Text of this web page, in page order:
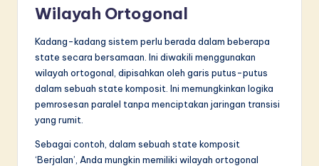
Wilayah Ortogonal
Kadang-kadang sistem perlu berada dalam beberapa
state secara bersamaan. Ini diwakili menggunakan
wilayah ortogonal, dipisahkan oleh garis putus-putus
dalam sebuah state komposit. Ini memungkinkan logika
pemrosesan paralel tanpa menciptakan jaringan transisi
yang rumit.
Sebagai contoh, dalam sebuah state komposit
‘Berjalan’, Anda mungkin memiliki wilayah ortogonal